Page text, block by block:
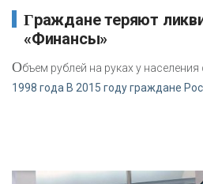
Граждане теряют ликвидность -
«Финансы»
Объем рублей на руках у
1998 года В 2015 году граждане